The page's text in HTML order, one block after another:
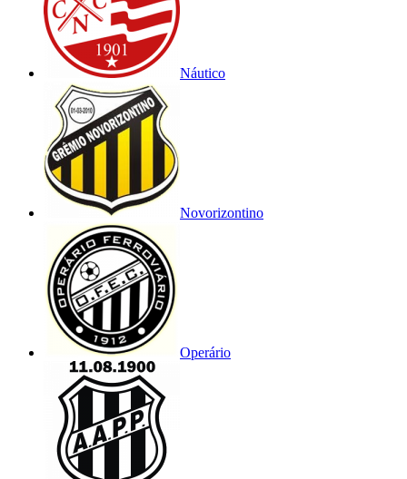
Náutico
Novorizontino
Operário